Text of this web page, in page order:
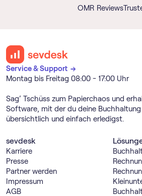
OMR Reviews
Service & Support →
Montag bis Freitag 08:00 - 17:00 Uhr
Sag’ Tschüss zum Papierchaos und
Software, mit der du deine
übersichtlich und einfach erledigst.
sevdesk
Karriere
Presse
Partner werden
Impressum
AGB